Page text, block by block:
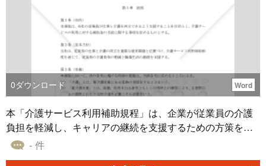
３条（勤務時間・休日等） 第４条（時間外・休日勤務） 第
５条（事前連絡） 第６条（秘密保持） 第７条（損害賠償責
任） 第８条（契約の解除） 第９条（苦情の取り扱い）
0ダウンロード Word
本「介護サービス利用補助規程」は、企業が従業員の介護
負担を軽減し、キャリアの継続を支援するための方策を定
めた規程雛型です。 総則から始まり、補助金の支給、申請
- 件